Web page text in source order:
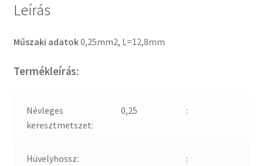
Leírás
Műszaki adatok0,25mm2, L=12,8mm
Termékleírás:
Névleges
keresztmetszet:
0,25 :
Hüvelyhossz: :